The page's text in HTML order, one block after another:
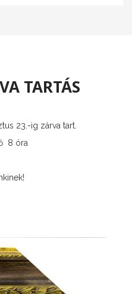
TARTÁS
23.-ig zárva tart.
8 óra